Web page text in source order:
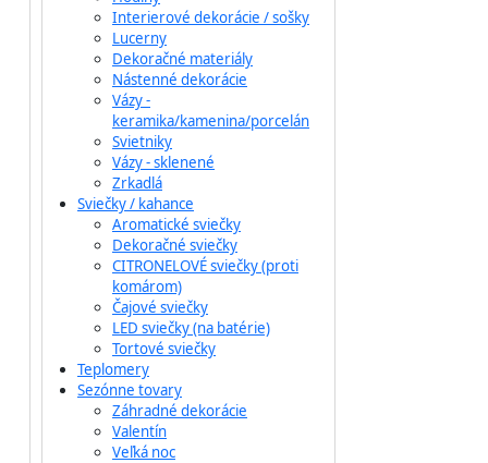
Interierové dekorácie / sošky
Lucerny
Dekoračné materiály
Nástenné dekorácie
Vázy -
keramika/kamenina/porcelán
Svietniky
Vázy - sklenené
Zrkadlá
Sviečky / kahance
Aromatické sviečky
Dekoračné sviečky
CITRONELOVÉ sviečky (proti
komárom)
Čajové sviečky
LED sviečky (na batérie)
Tortové sviečky
Teplomery
Sezónne tovary
Záhradné dekorácie
Valentín
Veľká noc